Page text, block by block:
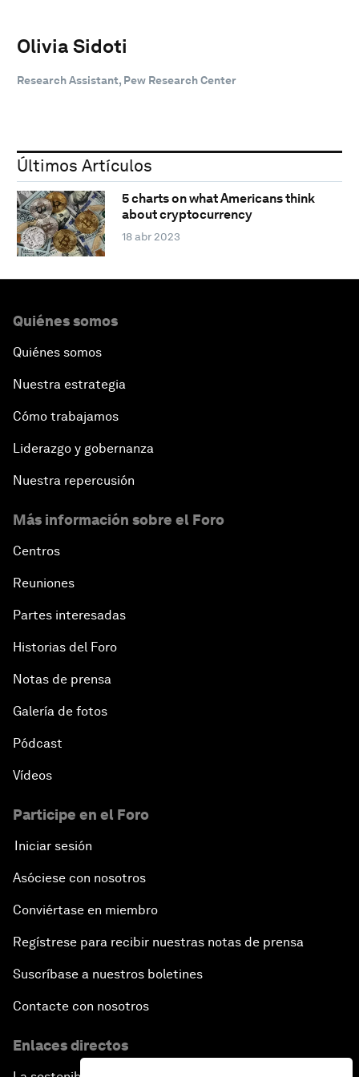
Olivia Sidoti
Research Assistant, Pew Research Center
Últimos Artículos
5 charts on what Americans think
about cryptocurrency
18 abr 2023
Quiénes somos
Quiénes somos
Nuestra estrategia
Cómo trabajamos
Liderazgo y gobernanza
Nuestra repercusión
Más información sobre el Foro
Centros
Reuniones
Partes interesadas
Historias del Foro
Notas de prensa
Galería de fotos
Pódcast
Vídeos
Participe en el Foro
Iniciar sesión
Asóciese con nosotros
Conviértase en miembro
Regístrese para recibir nuestras notas de prensa
Suscríbase a nuestros boletines
Contacte con nosotros
Enlaces directos